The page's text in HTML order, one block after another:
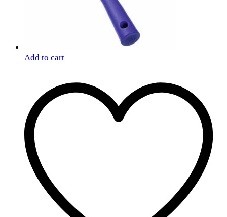
Add to cart